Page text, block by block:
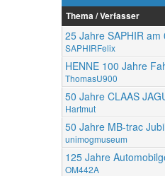
Thema / Verfasser
25 Jahre SAPHIR
SAPHIRFelix
HENNE 100 Jahre
ThomasU900
50 Jahre CLAAS
Hartmut
50 Jahre MB-trac
unimogmuseum
125 Jahre
OM442A